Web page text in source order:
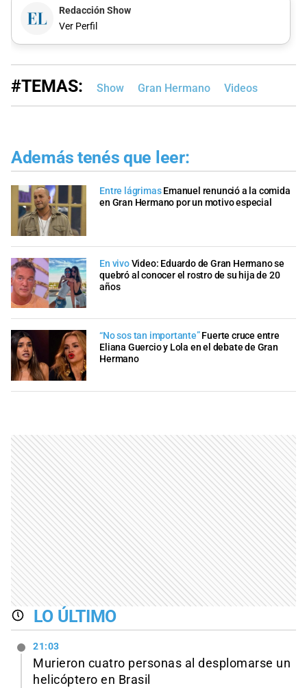
Redacción Show
Ver Perfil
#TEMAS: Show Gran Hermano Videos
Además tenés que leer:
Entre lágrimas Emanuel renunció a la comida
en Gran Hermano por un motivo especial
En vivoVideo: Eduardo de Gran Hermano se
quebró al conocer el rostro de su hija de 20
años
“No sos tan importante” Fuerte cruce entre
Eliana Guercio y Lola en el debate de Gran
Hermano
LO ÚLTIMO
21:03
Murieron cuatro personas al desplomarse un
helicóptero en Brasil